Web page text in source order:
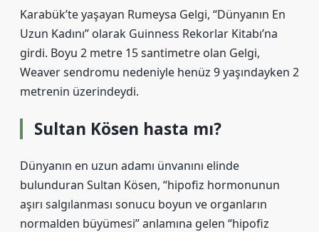
Karabük’te yaşayan Rumeysa Gelgi, “Dünyanın En
Uzun Kadını” olarak Guinness Rekorlar Kitabı’na
girdi. Boyu 2 metre 15 santimetre olan Gelgi,
Weaver sendromu nedeniyle henüz 9 yaşındayken 2
metrenin üzerindeydi.
Sultan Kösen hasta mı?
Dünyanın en uzun adamı ünvanını elinde
bulunduran Sultan Kösen, “hipofiz hormonunun
aşırı salgılanması sonucu boyun ve organların
normalden büyümesi” anlamına gelen “hipofiz